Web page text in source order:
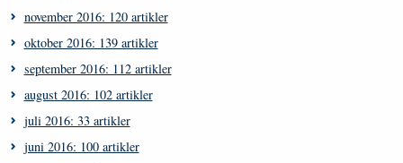
november 2016: 120 artikler
oktober 2016: 139 artikler
september 2016: 112 artikler
august 2016: 102 artikler
juli 2016: 33 artikler
juni 2016: 100 artikler